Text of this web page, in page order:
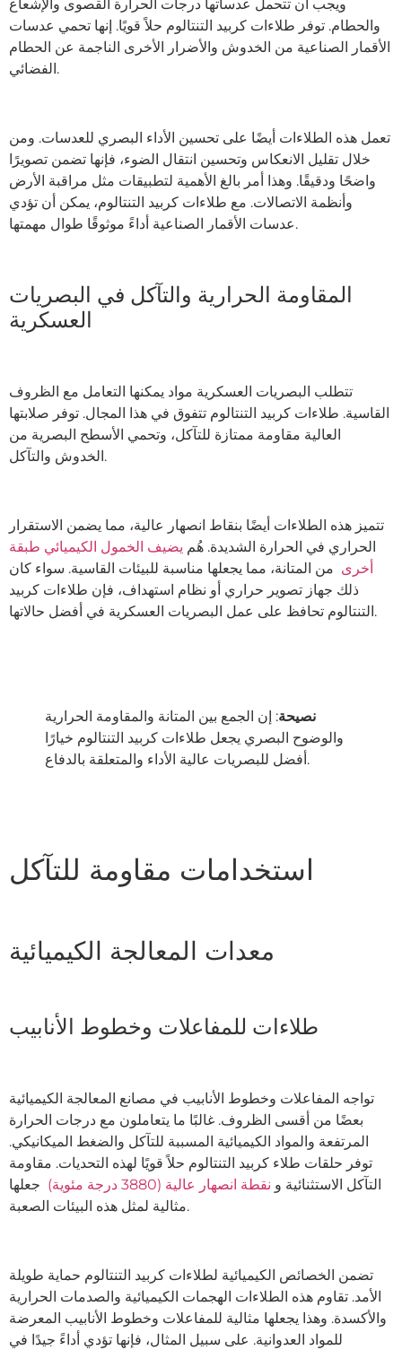
ويجب أن تتحمل عدساتها درجات الحرارة القصوى والإشعاع
والحطام. توفر طلاءات كربيد التنتالوم حلاً قويًا. إنها تحمي عدسات
الأقمار الصناعية من الخدوش والأضرار الأخرى الناجمة عن الحطام
الفضائي.
تعمل هذه الطلاءات أيضًا على تحسين الأداء البصري للعدسات. ومن
خلال تقليل الانعكاس وتحسين انتقال الضوء، فإنها تضمن تصويرًا
واضحًا ودقيقًا. وهذا أمر بالغ الأهمية لتطبيقات مثل مراقبة الأرض
وأنظمة الاتصالات. مع طلاءات كربيد التنتالوم، يمكن أن تؤدي
عدسات الأقمار الصناعية أداءً موثوقًا طوال مهمتها.
المقاومة الحرارية والتآكل في البصريات
العسكرية
تتطلب البصريات العسكرية مواد يمكنها التعامل مع الظروف
القاسية. طلاءات كربيد التنتالوم تتفوق في هذا المجال. توفر صلابتها
العالية مقاومة ممتازة للتآكل، وتحمي الأسطح البصرية من
الخدوش والتآكل.
تتميز هذه الطلاءات أيضًا بنقاط انصهار عالية، مما يضمن الاستقرار
الحراري في الحرارة الشديدة. هُم يضيف الخمول الكيميائي طبقة
أخرى من المتانة، مما يجعلها مناسبة للبيئات القاسية. سواء كان
ذلك جهاز تصوير حراري أو نظام استهداف، فإن طلاءات كربيد
التنتالوم تحافظ على عمل البصريات العسكرية في أفضل حالاتها.
نصيحة: إن الجمع بين المتانة والمقاومة الحرارية
والوضوح البصري يجعل طلاءات كربيد التنتالوم خيارًا
أفضل للبصريات عالية الأداء والمتعلقة بالدفاع.
استخدامات مقاومة للتآكل
معدات المعالجة الكيميائية
طلاءات للمفاعلات وخطوط الأنابيب
تواجه المفاعلات وخطوط الأنابيب في مصانع المعالجة الكيميائية
بعضًا من أقسى الظروف. غالبًا ما يتعاملون مع درجات الحرارة
المرتفعة والمواد الكيميائية المسببة للتآكل والضغط الميكانيكي.
توفر حلقات طلاء كربيد التنتالوم حلاً قويًا لهذه التحديات. مقاومة
التآكل الاستثنائية و نقطة انصهار عالية (3880 درجة مئوية)
جعلها
مثالية لمثل هذه البيئات الصعبة.
تضمن الخصائص الكيميائية لطلاءات كربيد التنتالوم حماية طويلة
الأمد. تقاوم هذه الطلاءات الهجمات الكيميائية والصدمات الحرارية
والأكسدة. وهذا يجعلها مثالية للمفاعلات وخطوط الأنابيب المعرضة
للمواد العدوانية. على سبيل المثال، فإنها تؤدي أداءً جيدًا في